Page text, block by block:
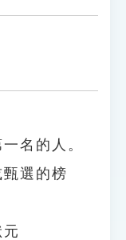
名的人。
選的榜